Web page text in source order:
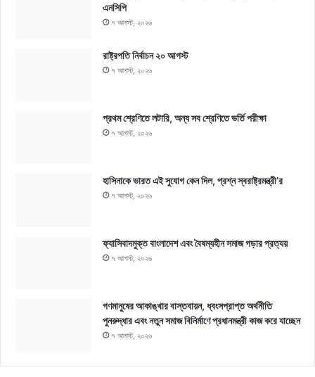
এনসিপি
৭ আগস্ট, ২০২৬
রাষ্ট্রপতি নির্বাচন ২০ আগস্ট
৭ আগস্ট, ২০২৬
প্রথম শ্রেণিতে লটারি, অন্য সব শ্রেণিতে ভর্তি পরীক্ষা
৭ আগস্ট, ২০২৬
হাসিনাকে ভারত এই সুযোগ কেন দিল, প্রশ্ন স্বরাষ্ট্রমন্ত্রী’র
৭ আগস্ট, ২০২৬
ফ্যাসিবাদমুক্ত বাংলাদেশ এবং বৈষম্যহীন সমাজ গড়ার প্রত্যয়
৭ আগস্ট, ২০২৬
গণমানুষের আকাঙ্খার বাস্তবায়ন, ধ্বংসপ্রাপ্ত অর্থনীতি
পুনরুদ্ধার এবং নতুন সমাজ বিনির্মাণে প্রধানমন্ত্রী কাজ করে যাচ্ছেন
৭ আগস্ট, ২০২৬